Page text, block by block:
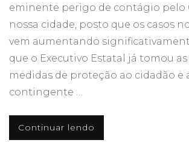
eminente perigo de contágio pelo
nossa cidade, posto que os casos
vem aumentando
que o Executivo Estatal já tomou as
medidas de proteção ao cidadão e
contingente …
Continuar lendo